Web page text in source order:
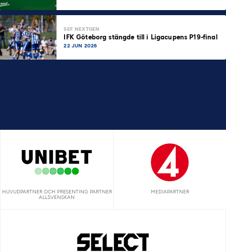
SEF NEXTGEN
IFK Göteborg stängde till i Ligacupens P19-final
22 JUN 2026
HUVUDPARTNER OCH PRESENTING PARTNER
ALLSVENSKAN
MEDIAPARTNER